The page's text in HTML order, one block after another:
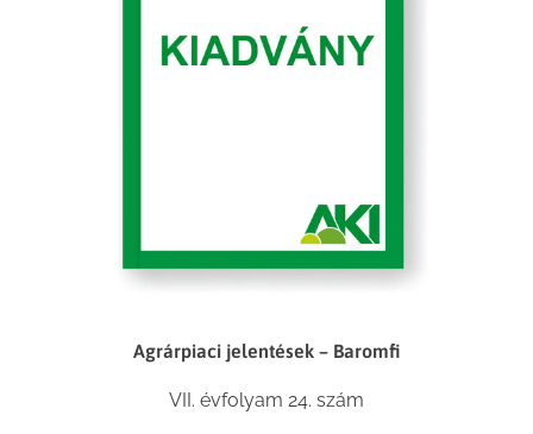
Agrárpiaci jelentések – Baromfi
VII. évfolyam 24. szám